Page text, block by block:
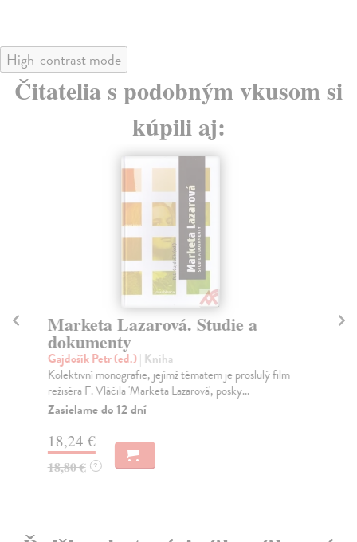
High-contrast mode
Čitatelia s podobným vkusom si
kúpili aj:
Marketa Lazarová. Studie a
dokumenty
Gajdošík Petr (ed.)| Kniha
Kolektivní monografie, jejímž tématem je proslulý film
režiséra F. Vláčila 'Marketa Lazarová', posky...
Zasielame do 12 dní
18,24 €
18,80 € ?